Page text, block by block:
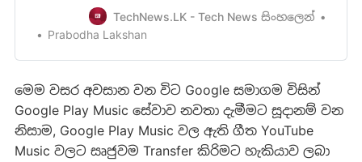
පරිශීලකයින් හට YouTubeMusic වෙත මාරු වීමේ
හැකියාව පහසු කරවීම හරහා ඒ වෙත ආකර්ෂණය කර
TechNews.LK - Tech News සිංහලෙන්
Prabodha Lakshan
මෙම වසර අවසාන වන විට Google සමාගම විසින්
Google Play Music සේවාව නවතා දැමීමට සූදානම් වන
නිසාම, Google Play Music වල ඇති ගීත YouTube
Music වලට සෘජුවම Transfer කිරිමට හැකියාව ලබා